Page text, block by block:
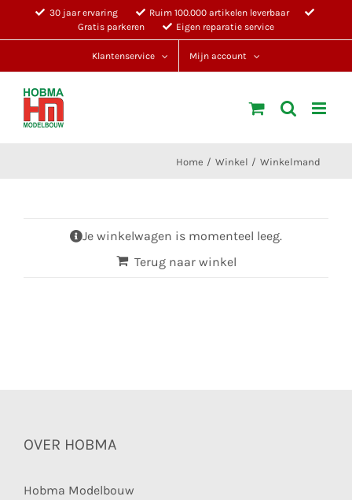
30 jaar ervaring
Ruim 100.000 artikelen leverbaar
Gratis parkeren
Eigen reparatie service
Klantenservice Mijn account
Home Winkel Winkelmand
Je winkelwagen is momenteel leeg.
Terug naar winkel
OVER HOBMA
Hobma Modelbouw